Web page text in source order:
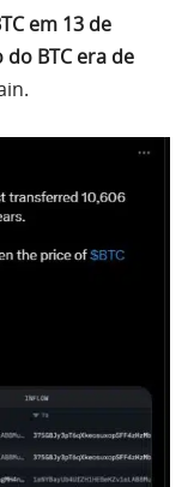
em 13 de
BTC era de